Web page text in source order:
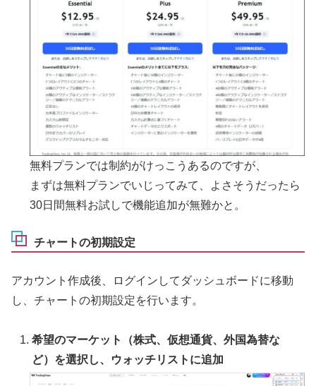
無料プランでは制約がけっこうあるのですが、
まずは無料プランでいじってみて、よさそうだったら
30日間無料お試しで機能追加が無難かと。
チャートの初期設定
アカウント作成後、ログインしてダッシュボードに移動
し、チャートの初期設定を行います。
希望のマーケット（株式、仮想通貨、外国為替な
ど）を選択し、ウォッチリストに追加